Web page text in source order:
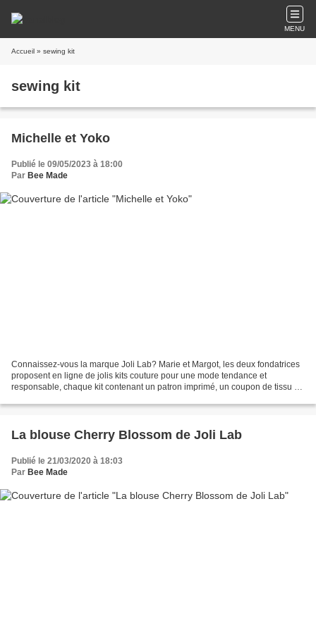
MENU
Accueil » sewing kit
sewing kit
Michelle et Yoko
Publié le 09/05/2023 à 18:00
Par Bee Made
Connaissez-vous la marque Joli Lab? Marie et Margot, les deux fondatrices
proposent en ligne de jolis kits couture pour une mode tendance et
responsable, chaque kit contenant un patron imprimé, un coupon de tissu de
La blouse Cherry Blossom de Joli Lab
Publié le 21/03/2020 à 18:03
Par Bee Made